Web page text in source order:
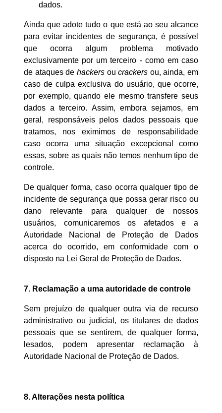
dados.
Ainda que adote tudo o que está ao seu alcance
para evitar incidentes de segurança, é possível
que ocorra algum problema motivado
exclusivamente por um terceiro - como em caso
de ataques de hackersoucrackers ou, ainda, em
caso de culpa exclusiva do usuário, que ocorre,
por exemplo, quando ele mesmo transfere seus
dados a terceiro. Assim, embora sejamos, em
geral, responsáveis pelos dados pessoais que
tratamos, nos eximimos de responsabilidade
caso ocorra uma situação excepcional como
essas, sobre as quais não temos nenhum tipo de
controle.
De qualquer forma, caso ocorra qualquer tipo de
incidente de segurança que possa gerar risco ou
dano relevante para qualquer de nossos
usuários, comunicaremos os afetados e a
Autoridade Nacional de Proteção de Dados
acerca do ocorrido, em conformidade com o
disposto na Lei Geral de Proteção de Dados.
7. Reclamação a uma autoridade de controle
Sem prejuízo de qualquer outra via de recurso
administrativo ou judicial, os titulares de dados
pessoais que se sentirem, de qualquer forma,
lesados, podem apresentar reclamação à
Autoridade Nacional de Proteção de Dados.
8. Alterações nesta política